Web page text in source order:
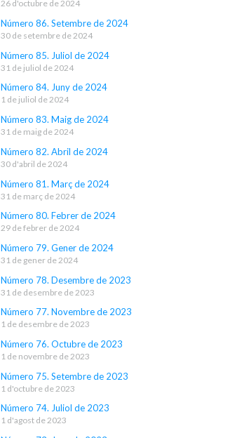
26 d'octubre de 2024
Número 86. Setembre de 2024
30 de setembre de 2024
Número 85. Juliol de 2024
31 de juliol de 2024
Número 84. Juny de 2024
1 de juliol de 2024
Número 83. Maig de 2024
31 de maig de 2024
Número 82. Abril de 2024
30 d'abril de 2024
Número 81. Març de 2024
31 de març de 2024
Número 80. Febrer de 2024
29 de febrer de 2024
Número 79. Gener de 2024
31 de gener de 2024
Número 78. Desembre de 2023
31 de desembre de 2023
Número 77. Novembre de 2023
1 de desembre de 2023
Número 76. Octubre de 2023
1 de novembre de 2023
Número 75. Setembre de 2023
1 d'octubre de 2023
Número 74. Juliol de 2023
1 d'agost de 2023